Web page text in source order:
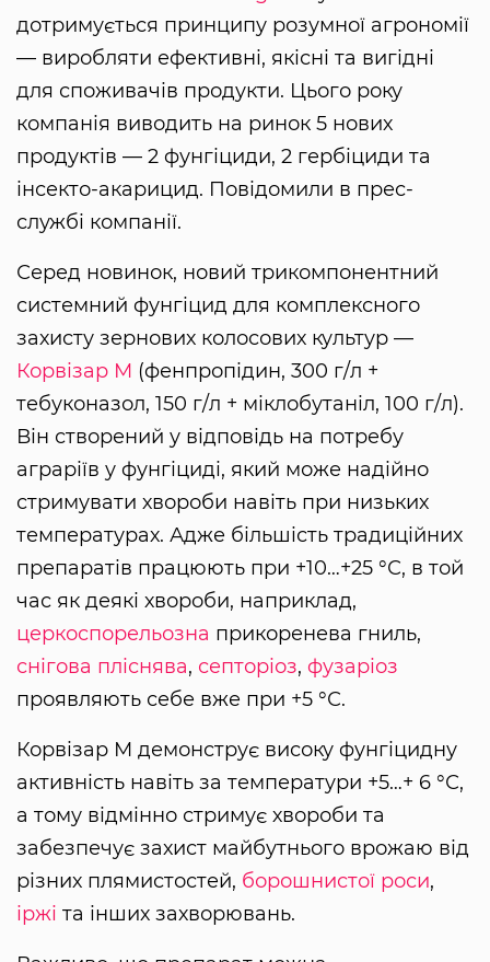
дотримується принципу розумної агрономії
— виробляти ефективні, якісні та вигідні
для споживачів продукти. Цього року
компанія виводить на ринок 5 нових
продуктів — 2 фунгіциди, 2 гербіциди та
інсекто-акарицид. Повідомили в прес-
службі компанії.
Серед новинок, новий трикомпонентний
системний фунгіцид для комплексного
захисту зернових колосових культур —
Корвізар М (фенпропідин, 300 г/л +
тебуконазол, 150 г/л + міклобутаніл, 100 г/л).
Він створений у відповідь на потребу
аграріїв у фунгіциді, який може надійно
стримувати хвороби навіть при низьких
температурах. Адже більшість традиційних
препаратів працюють при +10…+25 °С, в той
час як деякі хвороби, наприклад,
церкоспорельозна прикоренева гниль,
снігова пліснява, септоріоз, фузаріоз
проявляють себе вже при +5 °С.
Корвізар М демонструє високу фунгіцидну
активність навіть за температури +5…+ 6 °С,
а тому відмінно стримує хвороби та
забезпечує захист майбутнього врожаю від
різних плямистостей, борошнистої роси,
іржі та інших захворювань.